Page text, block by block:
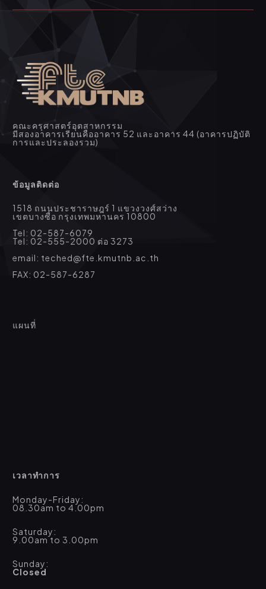
คณะครุศาสตร์อุตสาหกรรม
มีสองอาคารเรียนคืออาคาร 52 และอาคาร 44 (อาคารปฏิบัติ
การและประลองรวม)
ข้อมูลติดต่อ
1518 ถนนประชาราษฎร์ 1 แขวงวงศ์สว่าง
เขตบางซื่อ กรุงเทพมหานคร 10800
Tel: 02-587-6079
Tel: 02-555-2000 ต่อ 3273
email: teched@fte.kmutnb.ac.th
FAX: 02-587-6287
แผนที่
เวลาทำการ
Monday-Friday:
08.30am to 4.00pm
Saturday:
9.00am to 3.00pm
Sunday:
Closed